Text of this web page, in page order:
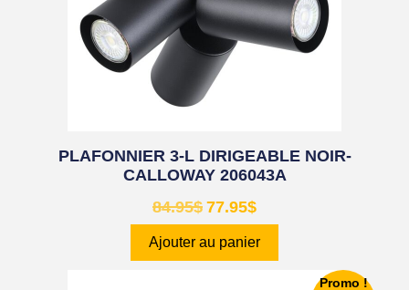
PLAFONNIER 3-L DIRIGEABLE NOIR-
CALLOWAY 206043A
84.95$ 77.95$
Ajouter au panier
Promo !